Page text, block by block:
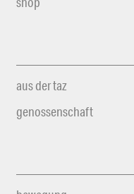
aus der taz
genossenschaft